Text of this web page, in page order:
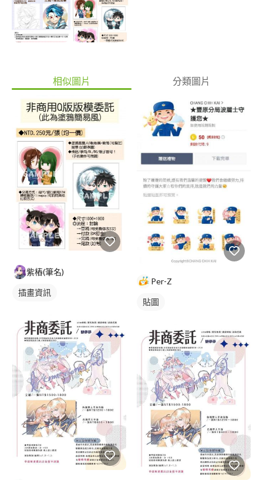
相似圖片 分類圖片
紫樁(筆名)
插畫資訊
Per-Z
貼圖